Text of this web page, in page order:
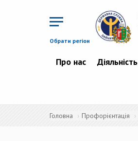
Обрати регіон
Про нас Діяльність
Головна Профорієнтація